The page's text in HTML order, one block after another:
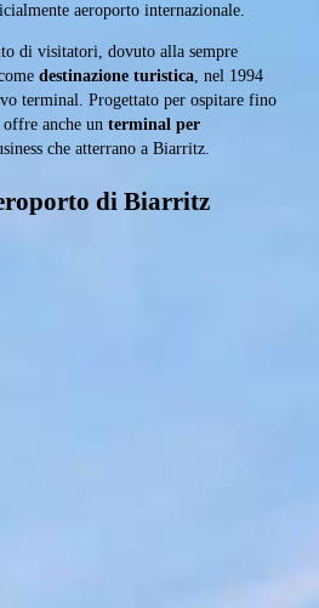
aeroporto internazionale.
di visitatori, dovuto alla sempre
destinazione turistica, nel 1994
terminal. Progettato per ospitare fino
anche un terminal per
che atterrano a Biarritz.
di Biarritz